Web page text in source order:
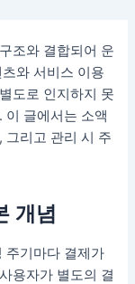
조와 결합되어 운
와 서비스 이용
도로 인지하지 못
이 글에서는 소액
그리고 관리 시 주
개념
주기마다 결제가
용자가 별도의 결